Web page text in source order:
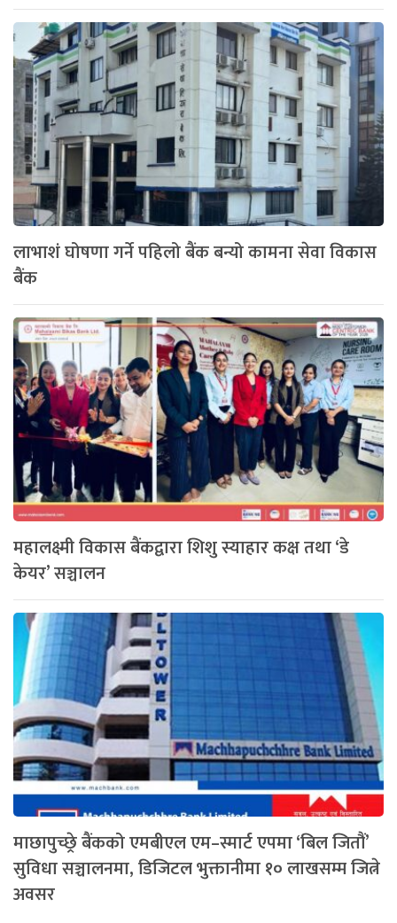
लाभाशं घोषणा गर्ने पहिलो बैंक बन्यो कामना सेवा विकास
बैंक
महालक्ष्मी विकास बैंकद्वारा शिशु स्याहार कक्ष तथा ‘डे
केयर’ सञ्चालन
माछापुच्छ्रे बैंकको एमबीएल एम–स्मार्ट एपमा ‘बिल जितौं’
सुविधा सञ्चालनमा, डिजिटल भुक्तानीमा १० लाखसम्म जित्ने
अवसर